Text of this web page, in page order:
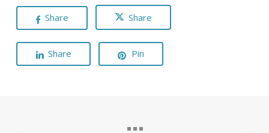
Share Share
Share Pin